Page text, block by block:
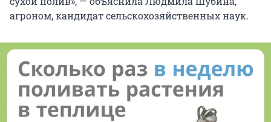
агроном, кандидат сельскохозяйственных наук.